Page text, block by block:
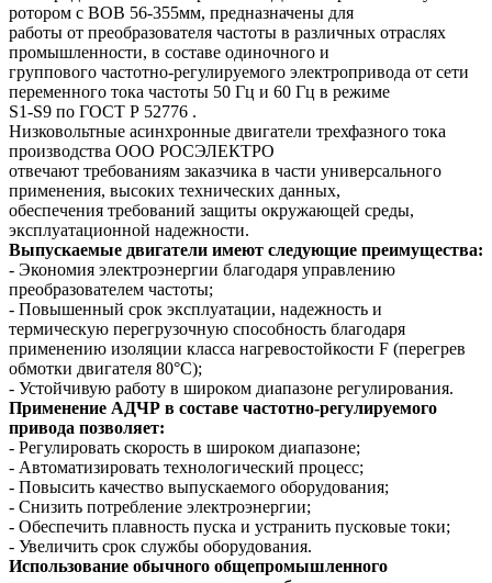
ротором с ВОВ 56-355мм, предназначены для
работы от преобразователя частоты в различных отраслях
промышленности, в составе одиночного и
группового частотно-регулируемого электропривода от сети
переменного тока частоты 50 Гц и 60 Гц в режиме
S1-S9 по ГОСТ Р 52776 .
Низковольтные асинхронные двигатели трехфазного тока
производства ООО РОСЭЛЕКТРО
отвечают требованиям заказчика в части универсального
применения, высоких технических данных,
обеспечения требований защиты окружающей среды,
эксплуатационной надежности.
Выпускаемые двигатели имеют следующие преимущества:
- Экономия электроэнергии благодаря управлению
преобразователем частоты;
- Повышенный срок эксплуатации, надежность и
термическую перегрузочную способность благодаря
применению изоляции класса нагревостойкости F (перегрев
обмотки двигателя 80°C);
- Устойчивую работу в широком диапазоне регулирования.
Применение АДЧР в составе частотно-регулируемого
привода позволяет:
- Регулировать скорость в широком диапазоне;
- Автоматизировать технологический процесс;
- Повысить качество выпускаемого оборудования;
- Снизить потребление электроэнергии;
- Обеспечить плавность пуска и устранить пусковые токи;
- Увеличить срок службы оборудования.
Использование обычного общепромышленного